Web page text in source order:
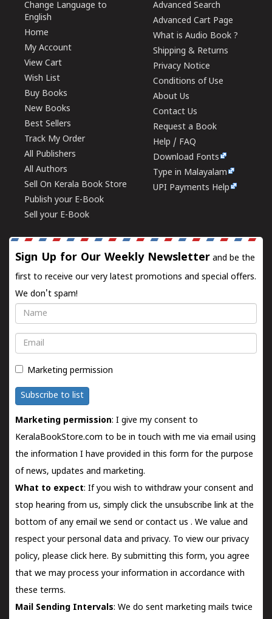
Change Language to
English
Home
My Account
View Cart
Wish List
Buy Books
New Books
Best Sellers
Track My Order
All Publishers
All Authors
Sell On Kerala Book Store
Publish your E-Book
Sell your E-Book
Advanced Search
Advanced Cart Page
What is Audio Book ?
Shipping & Returns
Privacy Notice
Conditions of Use
About Us
Contact Us
Request a Book
Help / FAQ
Download Fonts
Type in Malayalam
UPI Payments Help
Sign Up for Our Weekly Newsletter and be the
first to receive our very latest promotions and special offers.
We don't spam!
Name
Email
Marketing permission
Subscribe to list
Marketing permission: I give my consent to
KeralaBookStore.com to be in touch with me via email using
the information I have provided in this form for the purpose
of news, updates and marketing.
What to expect: If you wish to withdraw your consent and
stop hearing from us, simply click the unsubscribe link at the
bottom of any email we send orcontact us . We value and
respect your personal data and privacy. To view our privacy
policy, please click here. By submitting this form, you agree
that we may process your information in accordance with
these terms.
Mail Sending Intervals: We do sent marketing mails twice